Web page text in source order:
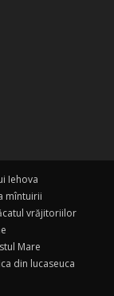
Iehova
mîntuirii
vrăjitoriilor
Mare
din lucaseuca